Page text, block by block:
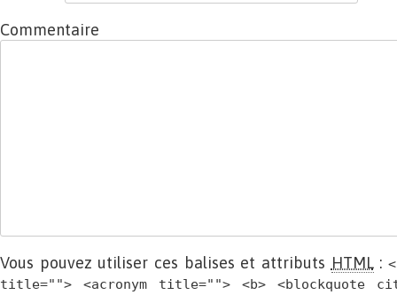
Commentaire
Vous pouvez utiliser ces balises et attributs HTML:
title=""> <acronym title=""> <b> <blockquote